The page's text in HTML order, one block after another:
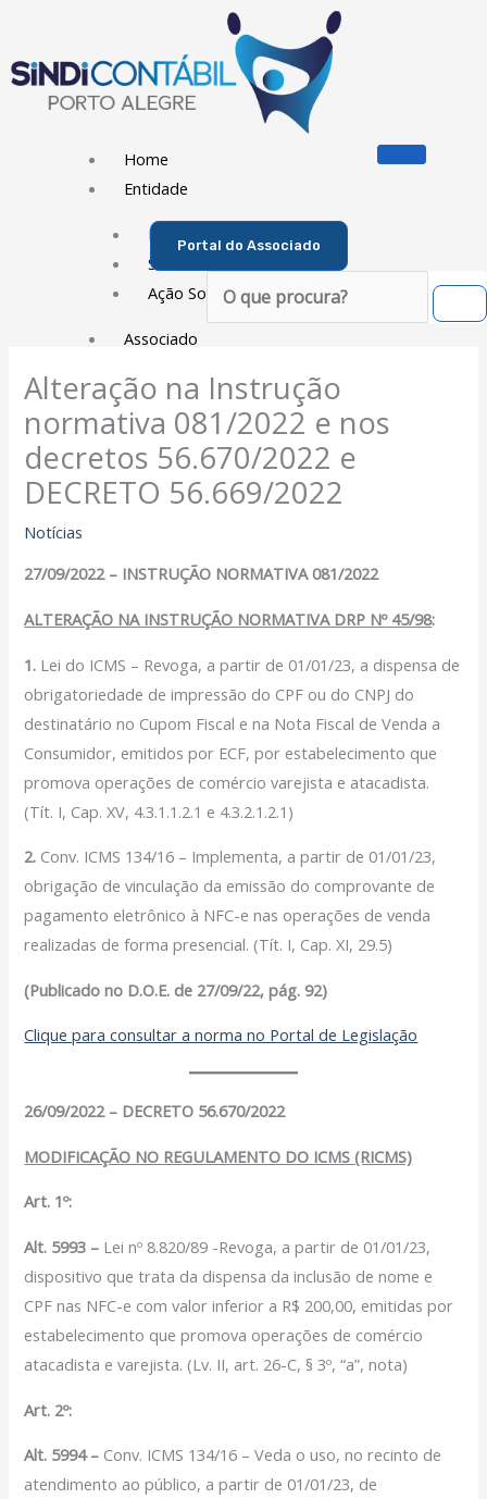
conteúdo
Home
Entidade
Diretoria
Sede Social
Ação Social
Associado
Porque ser um Associado
Contribuições
Contribuição Sindical
Dissídios e Convenções de Trabalho
Filiação Sindical
Serviços
Assessoria Juridica
Vagas/Oportunidades
Cursos
Links
Notícias
Agenda
X
Portal do Associado
Pesquisar
Alteração na Instrução
normativa 081/2022 e nos
decretos 56.670/2022 e
DECRETO 56.669/2022
Notícias
27/09/2022 – INSTRUÇÃO NORMATIVA 081/2022
ALTERAÇÃO NA INSTRUÇÃO NORMATIVA DRP Nº 45/98:
1. Lei do ICMS – Revoga, a partir de 01/01/23, a dispensa de
obrigatoriedade de impressão do CPF ou do CNPJ do
destinatário no Cupom Fiscal e na Nota Fiscal de Venda a
Consumidor, emitidos por ECF, por estabelecimento que
promova operações de comércio varejista e atacadista.
(Tít. I, Cap. XV, 4.3.1.1.2.1 e 4.3.2.1.2.1)
2. Conv. ICMS 134/16 – Implementa, a partir de 01/01/23,
obrigação de vinculação da emissão do comprovante de
pagamento eletrônico à NFC-e nas operações de venda
realizadas de forma presencial. (Tít. I, Cap. XI, 29.5)
(Publicado no D.O.E. de 27/09/22, pág. 92)
Clique para consultar a norma no Portal de Legislação
26/09/2022 – DECRETO 56.670/2022
MODIFICAÇÃO NO REGULAMENTO DO ICMS (RICMS)
Art. 1º:
Alt. 5993 – Lei nº 8.820/89 -Revoga, a partir de 01/01/23,
dispositivo que trata da dispensa da inclusão de nome e
CPF nas NFC-e com valor inferior a R$ 200,00, emitidas por
estabelecimento que promova operações de comércio
atacadista e varejista. (Lv. II, art. 26-C, § 3º, “a”, nota)
Art. 2º:
Alt. 5994 – Conv. ICMS 134/16 – Veda o uso, no recinto de
atendimento ao público, a partir de 01/01/23, de